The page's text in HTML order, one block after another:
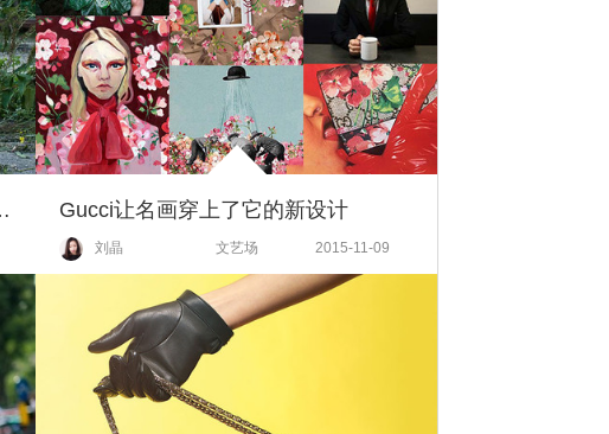
天好看得要命！ Gucci让名画穿上了它的新设计
刘晶 文艺场 2015-11-09